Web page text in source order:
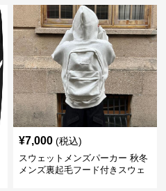
¥7,000 (税込)
スウェットメンズパーカー 秋冬
メンズ裏起毛フード付きスウェ